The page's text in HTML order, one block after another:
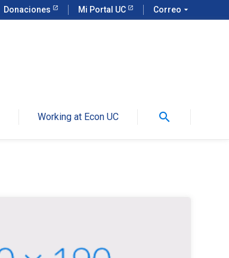
Donaciones Mi Portal UC Correo arrow_drop_down
Working at Econ UC search